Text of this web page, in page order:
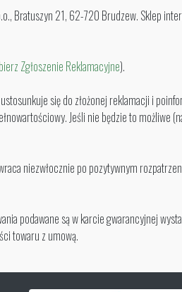
Bratuszyn 21, 62-720 Brudzew. Sklep
Zgłoszenie Reklamacyjne).
się do złożonej reklamacji i
Jeśli nie będzie to możliwe
niezwłocznie po pozytywnym
podawane są w karcie gwarancyjnej
towaru z umową.